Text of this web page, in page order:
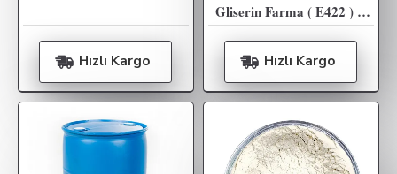
Hızlı Kargo
Gliserin Farma ( E422 ) Gliserol Bitkisel 250KG
Hızlı Kargo